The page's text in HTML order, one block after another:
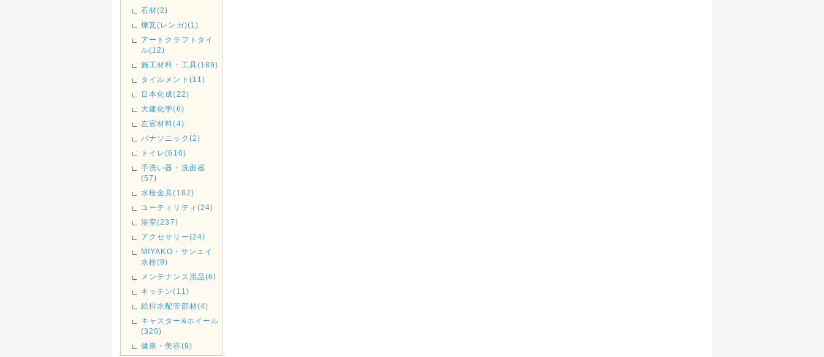
石材(2)
煉瓦(レンガ)(1)
アートクラフトタイ
ル(12)
施工材料・工具(189)
タイルメント(11)
日本化成(22)
大建化学(6)
左官材料(4)
パナソニック(2)
トイレ(610)
手洗い器・洗面器
(57)
水栓金具(182)
ユーティリティ(24)
浴室(237)
アクセサリー(24)
MIYAKO・サンエイ
水栓(9)
メンテナンス用品(6)
キッチン(11)
給排水配管部材(4)
キャスター&ホイール
(320)
健康・美容(9)